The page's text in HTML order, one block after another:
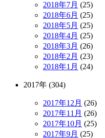
2018年7月 (25)
2018年6月 (25)
2018年5月 (25)
2018年4月 (25)
2018年3月 (26)
2018年2月 (23)
2018年1月 (24)
2017年 (304)
2017年12月 (26)
2017年11月 (26)
2017年10月 (25)
2017年9月 (25)